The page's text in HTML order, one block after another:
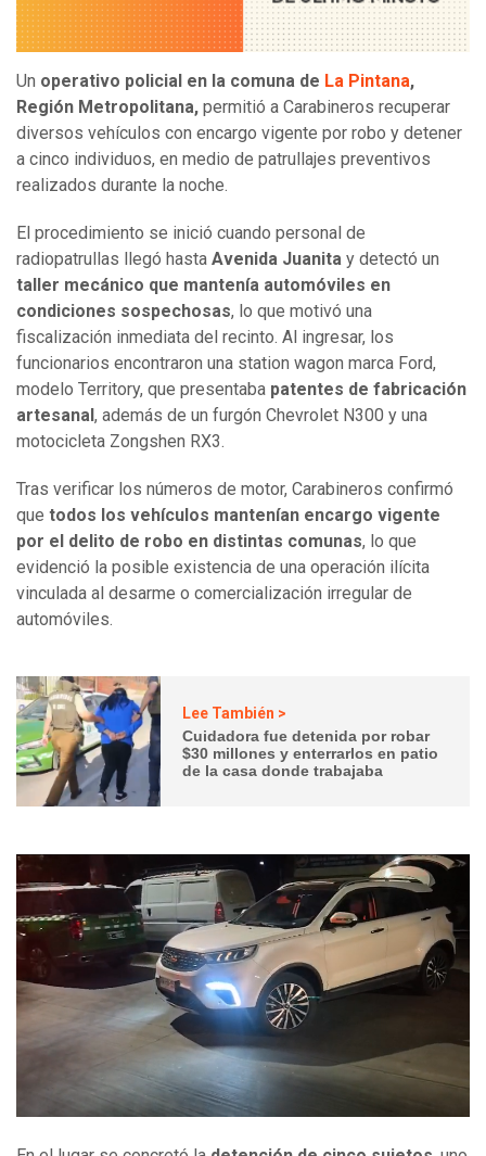
Un operativo policial en la comuna de La Pintana,
Región Metropolitana, permitió a Carabineros recuperar
diversos vehículos con encargo vigente por robo y detener
a cinco individuos, en medio de patrullajes preventivos
realizados durante la noche.
El procedimiento se inició cuando personal de
radiopatrullas llegó hasta Avenida Juanita y detectó un
taller mecánico que mantenía automóviles en
condiciones sospechosas, lo que motivó una
fiscalización inmediata del recinto. Al ingresar, los
funcionarios encontraron una station wagon marca Ford,
modelo Territory, que presentaba patentes de fabricación
artesanal, además de un furgón Chevrolet N300 y una
motocicleta Zongshen RX3.
Tras verificar los números de motor, Carabineros confirmó
que todos los vehículos mantenían encargo vigente
por el delito de robo en distintas comunas, lo que
evidenció la posible existencia de una operación ilícita
vinculada al desarme o comercialización irregular de
automóviles.
Lee También >
Cuidadora fue detenida por robar
$30 millones y enterrarlos en patio
de la casa donde trabajaba